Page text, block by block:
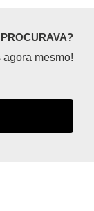
mesmo!